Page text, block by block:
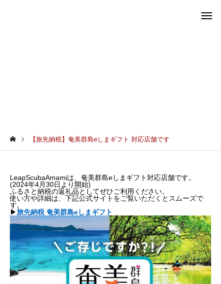
【旅先納税】奄美群島eしまギフト 対応店舗です
LeapScubaAmamiは、奄美群島eしまギフト対応店舗です。
(2024年4月30日より開始)
ふるさと納税の返礼品としてぜひご利用ください。
使い方や詳細は、下記公式サイトをご覧いただくとスムーズで
す。
▶︎旅先納税 奄美群島eしまギフト